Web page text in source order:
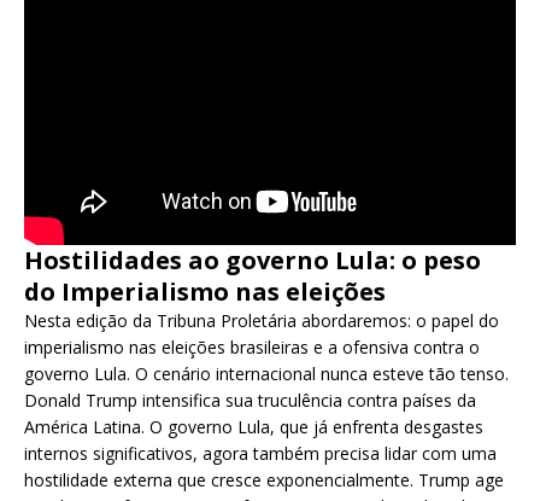
Hostilidades ao governo Lula: o peso
do Imperialismo nas eleições
Nesta edição da Tribuna Proletária abordaremos: o papel do
imperialismo nas eleições brasileiras e a ofensiva contra o
governo Lula. O cenário internacional nunca esteve tão tenso.
Donald Trump intensifica sua truculência contra países da
América Latina. O governo Lula, que já enfrenta desgastes
internos significativos, agora também precisa lidar com uma
hostilidade externa que cresce exponencialmente. Trump age